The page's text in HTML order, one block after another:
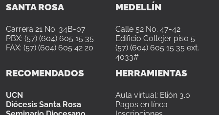
SANTA ROSA
Carrera 21 No. 34B-07
PBX: (57) (604) 605 15 35
FAX: (57) (604) 605 42 20
MEDELLÍN
Calle 52 No. 47-42
Edificio Coltejer piso 5
(57) (604) 605 15 35 ext.
4033#
RECOMENDADOS
UCN
Diócesis Santa Rosa
HERRAMIENTAS
Aula virtual: Elión 3.0
Pagos en línea